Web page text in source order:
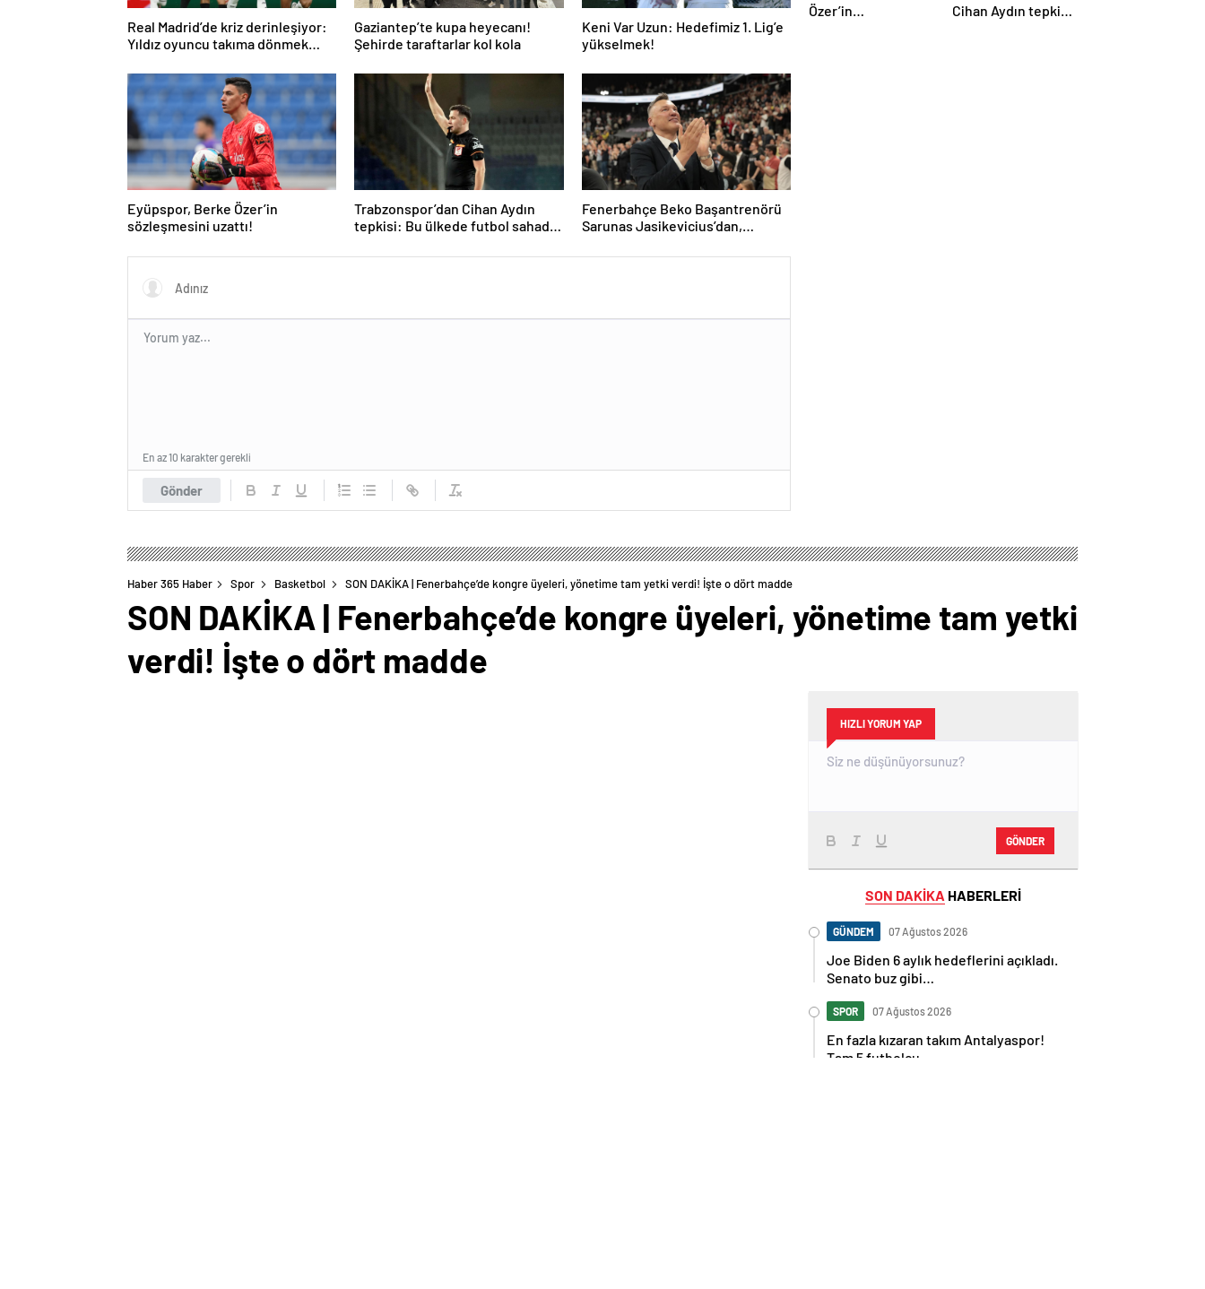
Real Madrid’de kriz derinleşiyor:
Yıldız oyuncu takıma dönmek
Gaziantep’te kupa heyecanı!
Şehirde taraftarlar kol kola
Keni Var Uzun: Hedefimiz 1. Lig’e
yükselmek!
Eyüpspor, Berke Özer’in
sözleşmesini uzattı!
Trabzonspor’dan Cihan Aydın
tepkisi: Bu ülkede futbol sahada
Fenerbahçe Beko Başantrenörü
Sarunas Jasikevicius’dan,
Gönder
En az 10 karakter gerekli
Özer’in
Cihan Aydın tepkisi:
Haber 365 Haber Spor Basketbol SON DAKİKA | Fenerbahçe’de kongre üyeleri, yönetime tam yetki verdi! İşte o dört madde
SON DAKİKA | Fenerbahçe’de kongre üyeleri, yönetime tam yetki
verdi! İşte o dört madde
HIZLI YORUM YAP
GÖNDER
SON DAKİKA HABERLERİ
GÜNDEM 07 Ağustos 2026
Joe Biden 6 aylık hedeflerini açıkladı.
Senato buz gibi…
SPOR 07 Ağustos 2026
En fazla kızaran takım Antalyaspor!
Tam 5 futbolcu….